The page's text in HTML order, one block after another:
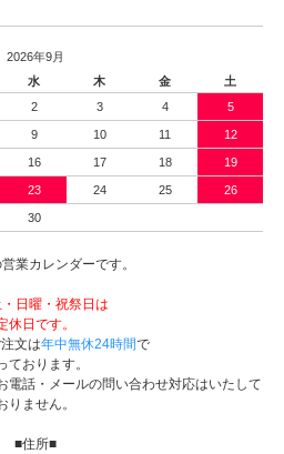
2026年9月
水 木 金
土
2 3 4 5
9 10 11 12
16 17 18 19
23 24 25 26
30
業カレンダーです。
日曜・祝祭日は
休日です。
文は年中無休24時間で
ております。
電話・メールの問い合わせ対応はいたして
りません。
■住所■